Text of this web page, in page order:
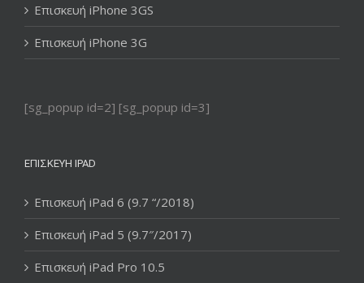
Επισκευή iPhone 3GS
Επισκευή iPhone 3G
[sg_popup id=2] [sg_popup id=3]
ΕΠΙΣΚΕΥΉ IPAD
Επισκευή iPad 6 (9.7 “/2018)
Επισκευή iPad 5 (9.7″/2017)
Επισκευή iPad Pro 10.5